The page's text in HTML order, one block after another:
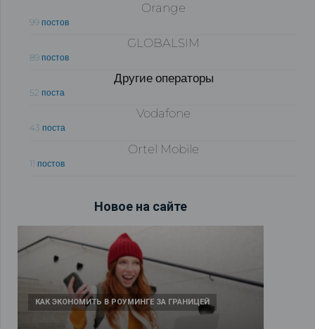
Orange
99 постов
GLOBALSIM
89 постов
Другие операторы
52 поста
Vodafone
43 поста
Ortel Mobile
11 постов
Новое на сайте
КАК ЭКОНОМИТЬ В РОУМИНГЕ ЗА ГРАНИЦЕЙ